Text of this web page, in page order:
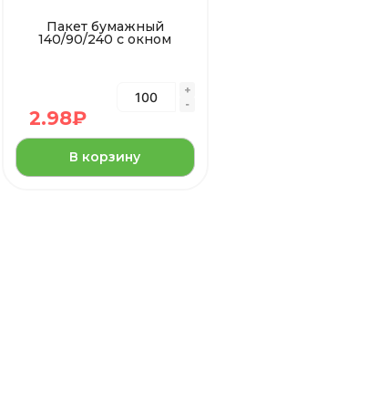
Пакет бумажный
140/90/240 с окном
2.98₽
В корзину